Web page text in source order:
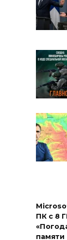
ПК с 8
памяти